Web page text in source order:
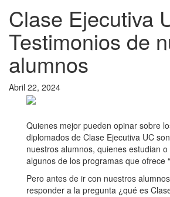
Clase Ejecutiva
Testimonios de
alumnos
Abril 22, 2024
Quienes mejor pueden opinar sobre
diplomados de Clase Ejecutiva UC
nuestros alumnos, quienes estudian
algunos de los programas que ofrece
Pero antes de ir con nuestros
responder a la pregunta ¿qué es